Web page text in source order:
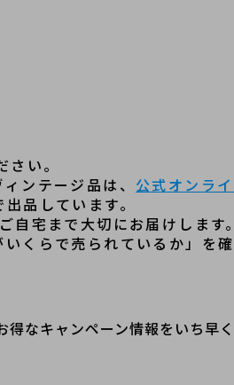
い。
ンテージ品は、 公式オンラ
品しています。
自宅まで大切にお届けします
くらで売られているか」を
なキャンペーン情報をいち早